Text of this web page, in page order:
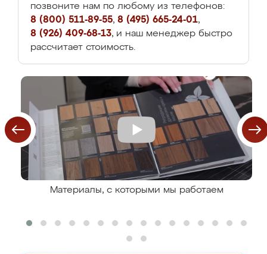
позвоните нам по любому из телефонов:
8 (800) 511-89-55, 8 (495) 665-24-01,
8 (926) 409-68-13, и наш менеджер быстро
рассчитает стоимость.
Материалы, с которыми мы работаем